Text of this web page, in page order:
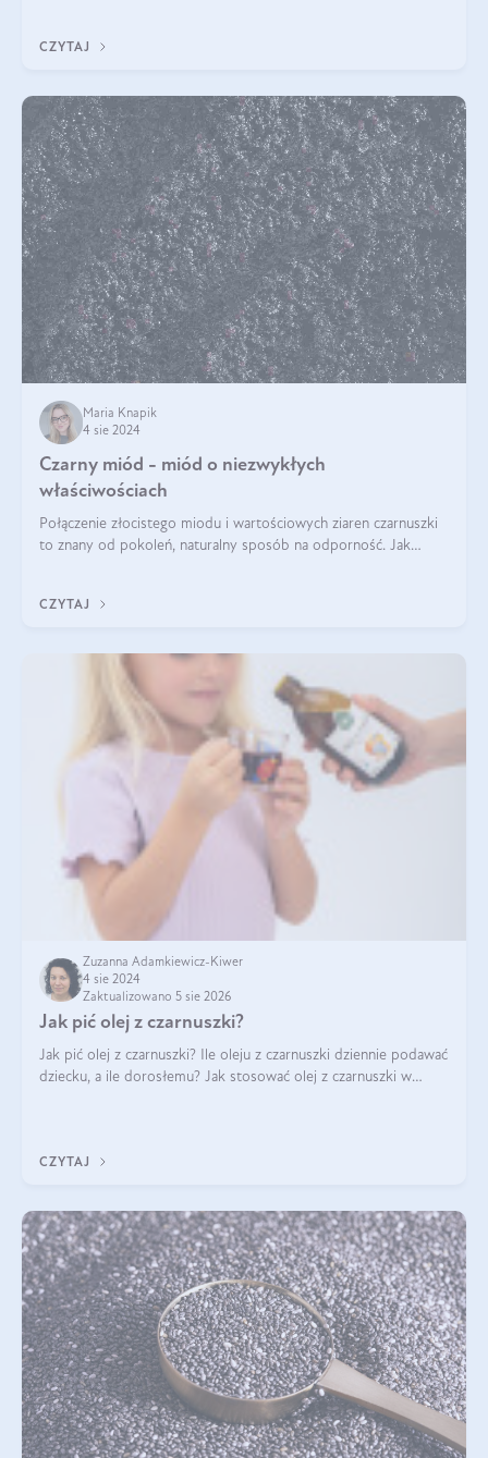
CZYTAJ
Maria Knapik
4 sie 2024
Czarny miód - miód o niezwykłych
właściwościach
Połączenie złocistego miodu i wartościowych ziaren czarnuszki
to znany od pokoleń, naturalny sposób na odporność. Jak
CZYTAJ
Zuzanna Adamkiewicz-Kiwer
4 sie 2024
Zaktualizowano 5 sie 2026
Jak pić olej z czarnuszki?
Jak pić olej z czarnuszki? Ile oleju z czarnuszki dziennie podawać
dziecku, a ile dorosłemu? Jak stosować olej z czarnuszki w
CZYTAJ